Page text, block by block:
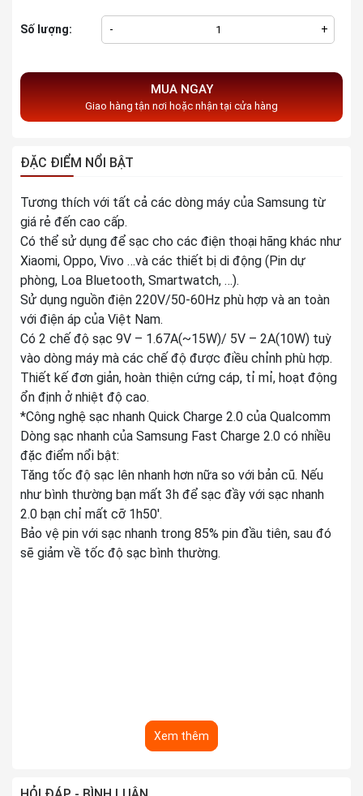
Số lượng: - +
MUA NGAY
Giao hàng tận nơi hoặc nhận tại cửa hàng
ĐẶC ĐIỂM NỔI BẬT
Tương thích với tất cả các dòng máy của Samsung từ
giá rẻ đến cao cấp.
Có thể sử dụng để sạc cho các điện thoại hãng khác như
Xiaomi, Oppo, Vivo …và các thiết bị di động (Pin dự
phòng, Loa Bluetooth, Smartwatch, …).
Sử dụng nguồn điện 220V/50-60Hz phù hợp và an toàn
với điện áp của Việt Nam.
Có 2 chế độ sạc 9V – 1.67A(~15W)/ 5V – 2A(10W) tuỳ
vào dòng máy mà các chế độ được điều chỉnh phù hợp.
Thiết kế đơn giản, hoàn thiện cứng cáp, tỉ mỉ, hoạt động
ổn định ở nhiệt độ cao.
*Công nghệ sạc nhanh Quick Charge 2.0 của Qualcomm
Dòng sạc nhanh của Samsung Fast Charge 2.0 có nhiều
đặc điểm nổi bật:
Tăng tốc độ sạc lên nhanh hơn nữa so với bản cũ. Nếu
như bình thường bạn mất 3h để sạc đầy với sạc nhanh
2.0 bạn chỉ mất cỡ 1h50'.
Bảo vệ pin với sạc nhanh trong 85% pin đầu tiên, sau đó
sẽ giảm về tốc độ sạc bình thường.
Xem thêm